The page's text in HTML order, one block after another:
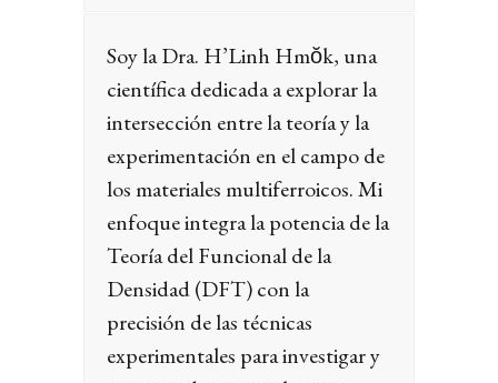
Soy la Dra. H’Linh Hmŏk, una
científica dedicada a explorar la
intersección entre la teoría y la
experimentación en el campo de
los materiales multiferroicos. Mi
enfoque integra la potencia de la
Teoría del Funcional de la
Densidad (DFT) con la
precisión de las técnicas
experimentales para investigar y